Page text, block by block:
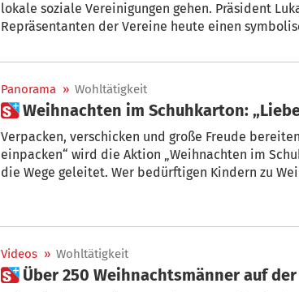
lokale soziale Vereinigungen gehen. Präsident
Repräsentanten der Vereine heute einen
übertroffen. Ich möchte mich bei allen
dadurch eine Geste großer Solidarität gezeigt
Panorama » Wohltätigkeit
 Weihnachten im Schuhkarton:
Verpacken, verschicken und große Freude
einpacken“ wird die Aktion „Weihnachten im Schuhkarton (WiS)“ auch heuer wieder in
die Wege geleitet. Wer bedürftigen Kindern zu Weihnachten eine schöne Bescherung
Videos » Wohltätigkeit
 Über 250 Weihnachtsmänner auf